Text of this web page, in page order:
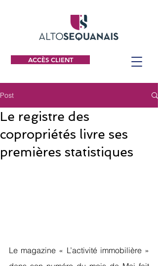
ACCÈS CLIENT
Post
Le registre des
copropriétés livre ses
premières statistiques
Le magazine « L’activité immobilière »